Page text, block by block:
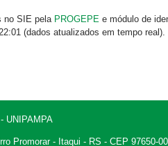
no SIE pela PROGEPE e módulo de
(dados atualizados em tempo real).
UNIPAMPA
Promorar - Itaqui - RS - CEP 97650-